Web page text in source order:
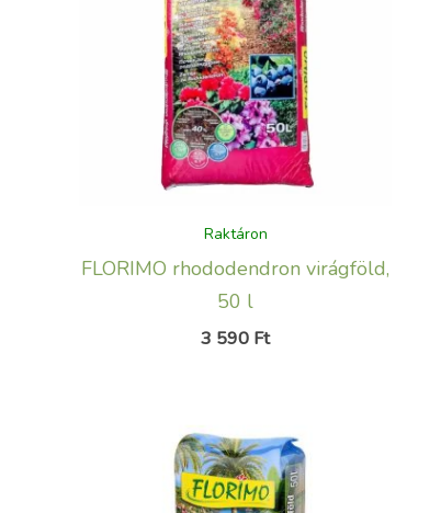
Raktáron
FLORIMO rhododendron virágföld,
50 l
3 590 Ft